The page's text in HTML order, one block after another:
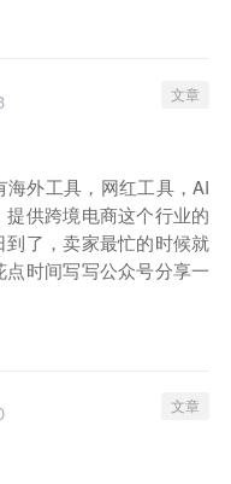
文章
外工具，网红工具，AI
供跨境电商这个行业的
了，卖家最忙的时候就
时间写写公众号分享一
文章